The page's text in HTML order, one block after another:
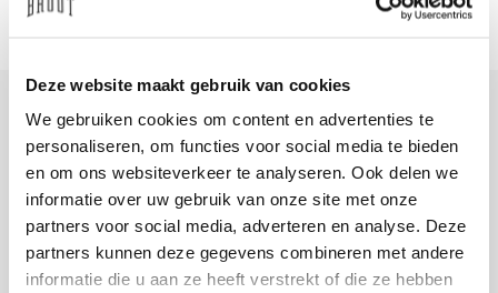
Deze website maakt gebruik van cookies
We gebruiken cookies om content en advertenties te
personaliseren, om functies voor social media te bieden
en om ons websiteverkeer te analyseren. Ook delen we
informatie over uw gebruik van onze site met onze
partners voor social media, adverteren en analyse. Deze
partners kunnen deze gegevens combineren met andere
informatie die u aan ze heeft verstrekt of die ze hebben
+31 23 205 2006
info@bruut.nl
Contact Formulier
Open 11:00 - 18:30
OPENINGSTIJDEN